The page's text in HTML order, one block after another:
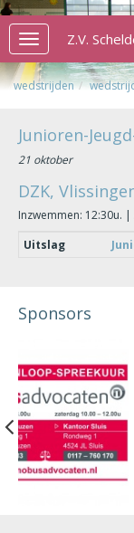
Toggle
navigation
Z.V.
wedstrijden
Junioren-
21 oktober
DZK,
Inzwemmen: 12:30u. |
Uitslag
Sponsors
Previous